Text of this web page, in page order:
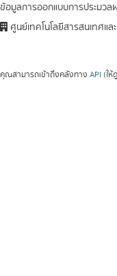
ข้อมูลการออกแบบการประมวล
ศูนย์เทคโนโลยีสารสนเทศแ
คุณสามารถเข้าถึงคลังทาง API (ให้ดู